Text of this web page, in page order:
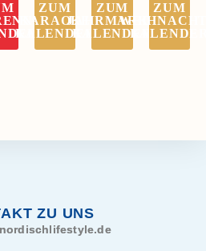
ZUM
KARAOKE
KALENDER
ZUM
JAHRMARKT
KALENDER
ZUM
ZU UNS
nordischlifestyle.de